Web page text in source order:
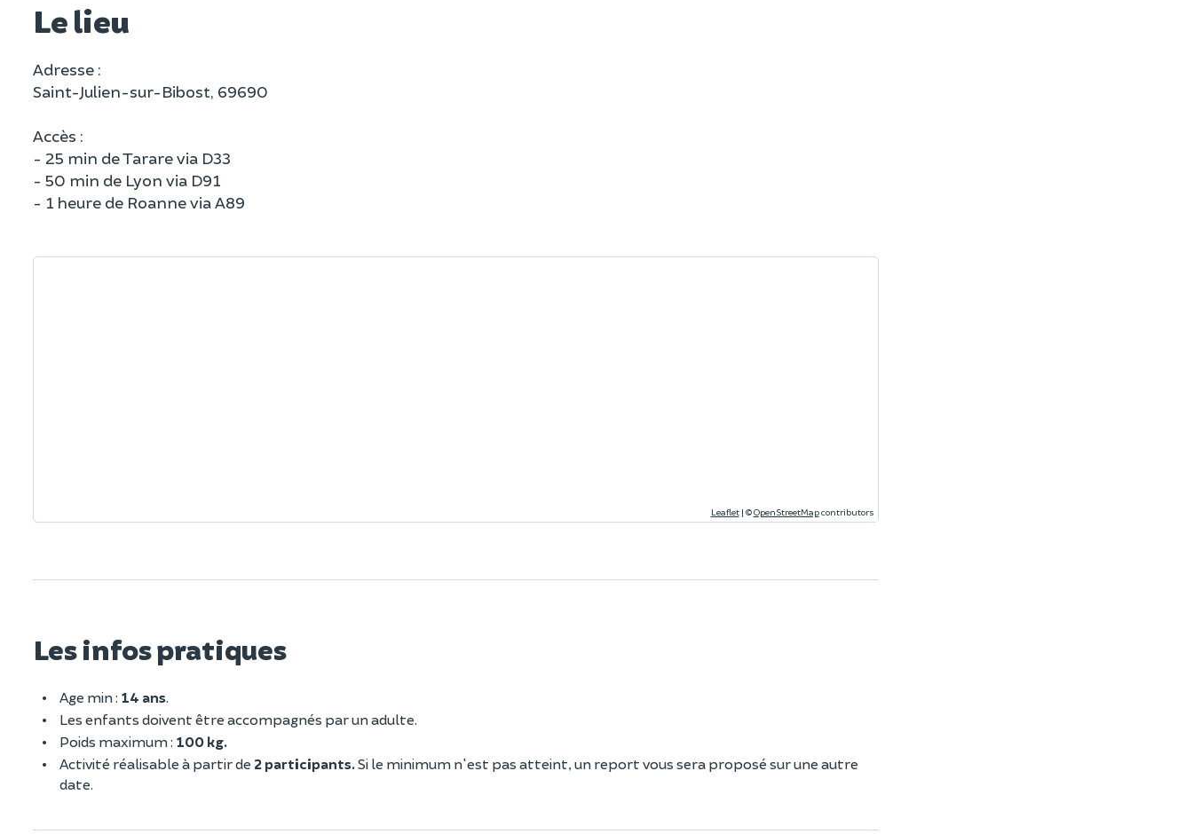
Le lieu
Adresse :
Saint-Julien-sur-Bibost, 69690
Accès :
- 25 min de Tarare via D33
- 50 min de Lyon via D91
- 1 heure de Roanne via A89
Leaflet | ©OpenStreetMapcontributors
Les infos pratiques
Age min : 14 ans.
Les enfants doivent être accompagnés par un adulte.
Poids maximum : 100 kg.
Activité réalisable à partir de 2 participants.Si le minimum n'est pas atteint, un report vous sera proposé sur une autre
date.